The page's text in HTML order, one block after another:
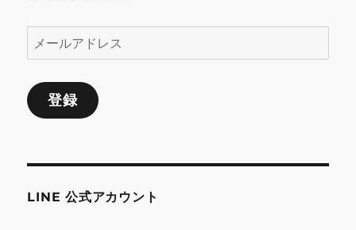
ー
ル
ア
ス
登録
LINE 公式アカウント